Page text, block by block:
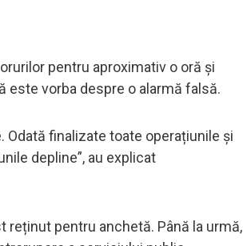
pentru aproximativ o oră și
este vorba despre o alarmă falsă.
finalizate toate operațiunile și
depline”, au explicat
pentru anchetă. Până la urmă,